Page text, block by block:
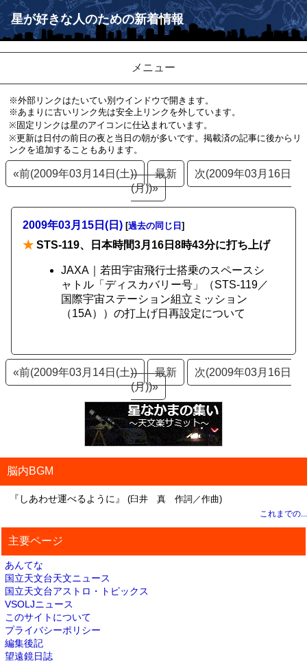
星が好きな人のための新着情報
メニュー
※外部リンクはたいてい別ウインドウで開きます。
※あまりに古いリンク先は安全上リンクを外しています。
※固定リンクは星のアイコンに仕込まれています。
※更新は日付の前日の夜と当日の朝が多いです。掲載済の記事に後からリ
ンクを追加することもあります。
«前(2009年03月14日(土)) 最新
次(2009年03月16日
(月))»
2009年03月15日(日) [過去の同じ日 ]
★ STS-119、日本時間3月16日8時43分に打ち上げ
JAXA｜若田宇宙飛行士搭乗のスペースシ
ャトル「ディスカバリー号」（STS-119／
国際宇宙ステーション組立ミッション
（15A））の打上げ日再設定について
«前(2009年03月14日(土)) 最新
次(2009年03月16日
(月))»
脳内BGM
『しあわせ運べるように』 (臼井 真 作詞／作曲)
これまでの...
主要ページ
あんてな
国立天文台天文ニュース
国立天文台アストロ・トピックス
VSOLJニュース
このサイトについて
プライバシーポリシー
編集後記
望遠鏡日誌